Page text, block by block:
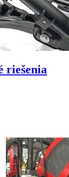
riešenia